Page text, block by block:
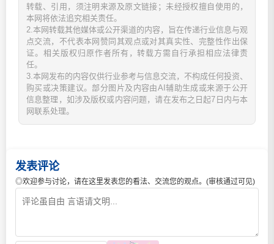
转载、引用，须注明来源及原文链接；未经授权擅自使用的，
本网将依法追究相关责任。
2.本网转载其他媒体或公开渠道的内容，旨在传递行业信息与观
点交流，不代表本网赞同其观点或对其真实性、完整性作出保
证。相关版权归原作者所有，转载方需自行承担相应法律责
任。
3.本网发布的内容仅供行业参考与信息交流，不构成任何投资、
购买或决策建议。部分图片及内容由AI辅助生成或来源于公开
信息整理，如涉及版权或内容问题，请在发布之日起7日内与本
网联系处理。
发表评论
◎欢迎参与讨论，请在这里发表您的看法、交流您的观点。(审核通过可见)